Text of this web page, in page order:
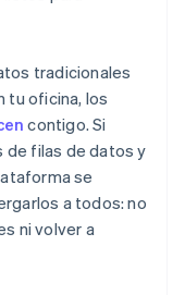
tradicionales
tu oficina, los
contigo. Si
de filas de datos y
se
a todos: no
ni volver a